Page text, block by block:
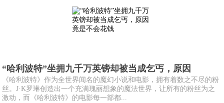
“哈利波特”坐拥九千万英镑却被当成乞丐，原因
《哈利波特》作为全世界闻名的魔幻小说和电影，拥有着数之不尽的粉
丝。J·K罗琳创造出一个充满瑰丽想象的魔法世界，让所有的粉丝为之
激动，而《哈利波特》的电影每一部都...